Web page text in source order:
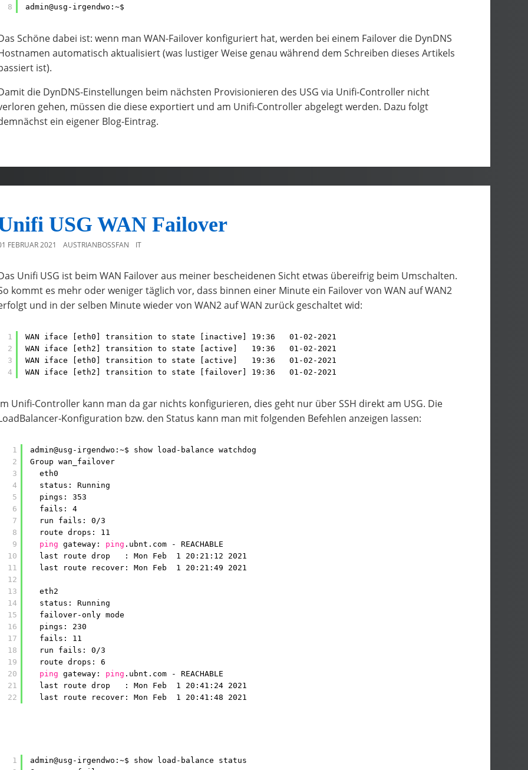
8
admin@usg-irgendwo:~$
Schöne dabei ist: wenn man WAN-Failover konfiguriert hat, werden bei einem Failover die DynDNS
automatisch aktualisiert (was lustiger Weise genau während dem Schreiben dieses Artikels
ist).
die DynDNS-Einstellungen beim nächsten Provisionieren des USG via Unifi-Controller nicht
gehen, müssen die diese exportiert und am Unifi-Controller abgelegt werden. Dazu folgt
ein eigener Blog-Eintrag.
USG WAN Failover
FEBRUAR 2021 AUSTRIANBOSSFAN IT
Unifi USG ist beim WAN Failover aus meiner bescheidenen Sicht etwas übereifrig beim Umschalten.
kommt es mehr oder weniger täglich vor, dass binnen einer Minute ein Failover von WAN auf WAN2
und in der selben Minute wieder von WAN2 auf WAN zurück geschaltet wid:
1
2
3
4
WAN iface [eth0] transition to state [inactive] 19:36   01-02-2021
WAN iface [eth2] transition to state [active]   19:36   01-02-2021
WAN iface [eth0] transition to state [active]   19:36   01-02-2021
WAN iface [eth2] transition to state [failover] 19:36   01-02-2021
Unifi-Controller kann man da gar nichts konfigurieren, dies geht nur über SSH direkt am USG. Die
Konfiguration bzw. den Status kann man mit folgenden Befehlen anzeigen lassen:
1
2
3
4
5
6
7
8
9
10
11
12
13
14
15
16
17
18
19
20
21
22
admin@usg-irgendwo:~$ show load-balance watchdog
Group wan_failover
eth0
status: Running
pings: 353
fails: 4
run fails: 0/3
route drops: 11
ping gateway: ping .ubnt.com - REACHABLE
last route drop   : Mon Feb  1 20:21:12 2021
last route recover: Mon Feb  1 20:21:49 2021
eth2
status: Running
failover-only mode
pings: 230
fails: 11
run fails: 0/3
route drops: 6
ping gateway: ping .ubnt.com - REACHABLE
last route drop   : Mon Feb  1 20:41:24 2021
last route recover: Mon Feb  1 20:41:48 2021
1
admin@usg-irgendwo:~$ show load-balance status